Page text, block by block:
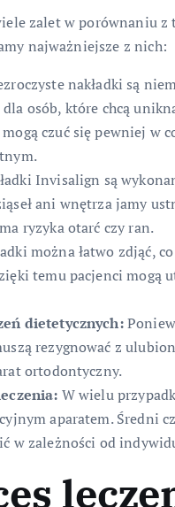
zalet w porównaniu
najważniejsze z nich:
nakładki są
osób, które chcą
czuć się pewniej w
Invisalign są
ani wnętrza jamy
ryzyka otarć czy ran.
można łatwo zdjąć,
temu pacjenci mogą
dietetycznych:
rezygnować z
ortodontyczny.
W wielu
aparatem. Średni
w zależności od